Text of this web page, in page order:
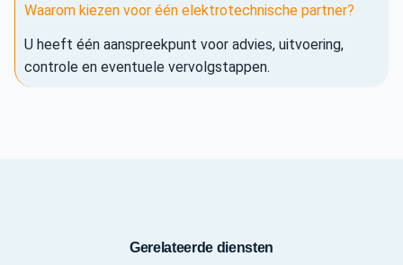
Waarom kiezen voor één elektrotechnische partner?
U heeft één aanspreekpunt voor advies, uitvoering,
controle en eventuele vervolgstappen.
Gerelateerde diensten